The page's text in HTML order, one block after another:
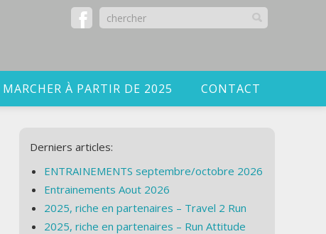
À PARTIR DE 2025 CONTACT
Derniers articles:
ENTRAINEMENTS septembre/octobre 2026
Entrainements Aout 2026
2025, riche en partenaires – Travel 2 Run
2025, riche en partenaires – Run Attitude